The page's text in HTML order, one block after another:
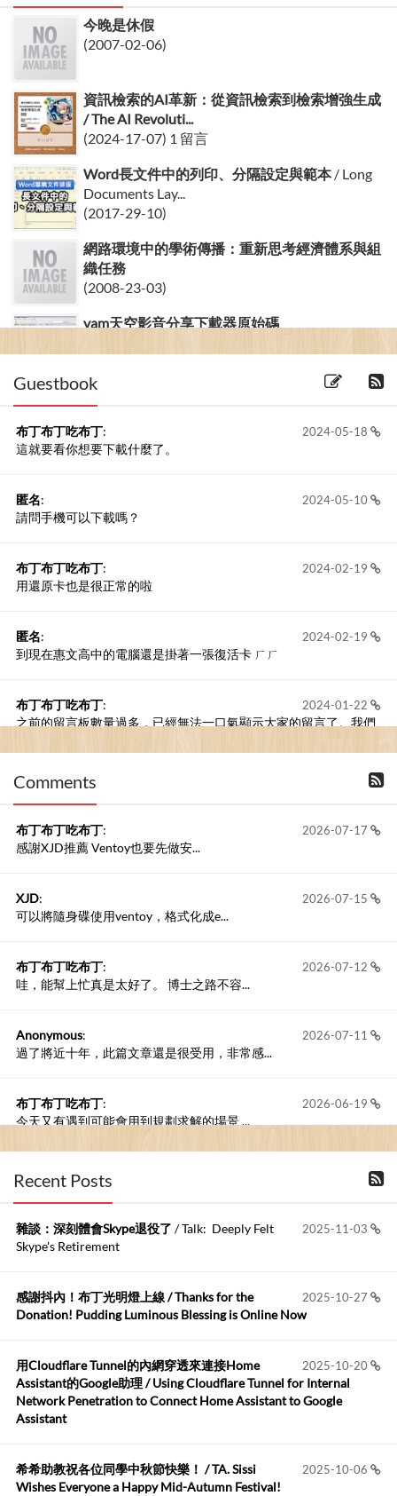
今晚是休假
(2007-02-06)
資訊檢索的AI革新：從資訊檢索到檢索增強生成
/ The AI Revoluti...
(2024-17-07) 1 留言
Word長文件中的列印、分隔設定與範本/ Long
Documents Lay...
(2017-29-10)
網路環境中的學術傳播：重新思考經濟體系與組
織任務
(2008-23-03)
yam天空影音分享下載器原始碼
Guestbook
2024-05-18
布丁布丁吃布丁:
這就要看你想要下載什麼了。
2024-05-10
匿名:
請問手機可以下載嗎？
2024-02-19
布丁布丁吃布丁:
用還原卡也是很正常的啦
2024-02-19
匿名:
到現在惠文高中的電腦還是掛著一張復活卡 ㄏㄏ
2024-01-22
布丁布丁吃布丁:
之前的留言板數量過多，已經無法一口氣顯示大家的留言了。我們
Comments
2026-07-17
布丁布丁吃布丁:
感謝XJD推薦 Ventoy也要先做安...
2026-07-15
XJD:
可以將隨身碟使用ventoy，格式化成e...
2026-07-12
布丁布丁吃布丁:
哇，能幫上忙真是太好了。 博士之路不容...
2026-07-11
Anonymous:
過了將近十年，此篇文章還是很受用，非常感...
2026-06-19
布丁布丁吃布丁:
今天又有遇到可能會用到規劃求解的場景 ...
2026-06-18
布丁布丁吃布丁
kage好像也可以下載整個網站 感謝分享
Anonymous
2026-05-17
布丁布丁吃布丁:
2026-05-15
Robertmycs:
這篇WinXP公用電腦安裝與優化的步驟超...
您好,首先肯定感謝您造福許多莘莘學子。有...
Recent Posts
2025-11-03
雜談：深刻體會Skype退役了 / Talk: Deeply Felt
Skype's Retirement
2025-10-27
感謝抖內！布丁光明燈上線 / Thanks for the
Donation! Pudding Luminous Blessing is Online Now
2025-10-20
用Cloudflare Tunnel的內網穿透來連接Home
Assistant的Google助理 / Using Cloudflare Tunnel for Internal
Network Penetration to Connect Home Assistant to Google
Assistant
2025-10-06
希希助教祝各位同學中秋節快樂！ / TA. Sissi
Wishes Everyone a Happy Mid-Autumn Festival!